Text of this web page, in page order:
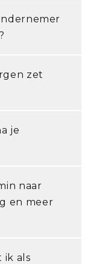
zet
je
naar
en meer
ik als